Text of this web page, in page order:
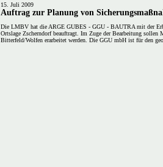
15. Juli 2009
Auftrag zur Planung von
Die LMBV hat die ARGE GUBES - GGU - BAUTRA mit der
Ortslage Zscherndorf beauftragt. Im Zuge der Bearbeitung sollen
Bitterfeld/Wolfen erarbeitet werden. Die GGU mbH ist für den